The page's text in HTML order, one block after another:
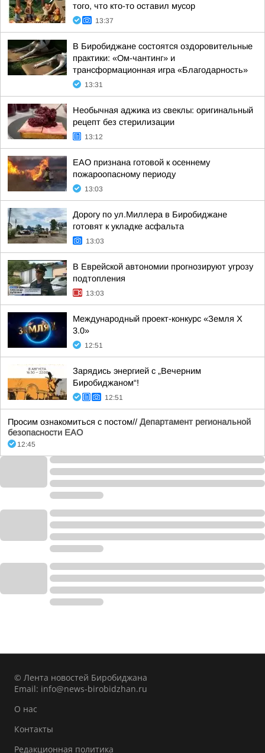
того, что кто-то оставил мусор
13:37
В Биробиджане состоятся оздоровительные
практики: «Ом-чантинг» и
трансформационная игра «Благодарность»
13:31
Необычная аджика из свеклы: оригинальный
рецепт без стерилизации
13:12
ЕАО признана готовой к осеннему
пожароопасному периоду
13:03
Дорогу по ул.Миллера в Биробиджане
готовят к укладке асфальта
13:03
В Еврейской автономии прогнозируют угрозу
подтопления
13:03
Международный проект-конкурс «Земля X
3.0»
12:51
Зарядись энергией с „Вечерним
Биробиджаном“!
12:51
Просим ознакомиться с постом// Департамент региональной
безопасности ЕАО
12:45
© Лента новостей Биробиджана
Email: info@news-birobidzhan.ru
О нас
Контакты
Редакционная политика